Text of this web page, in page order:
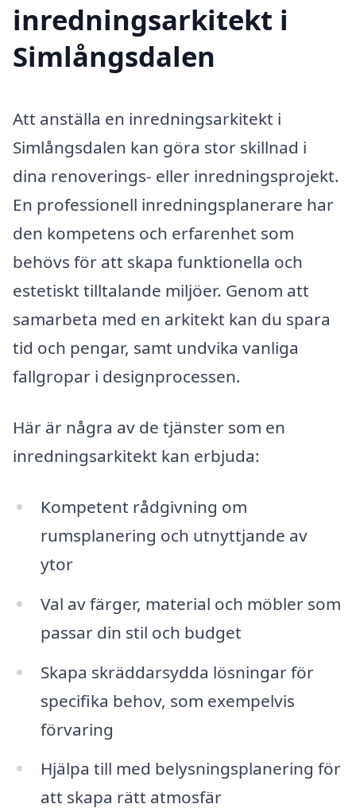
inredningsarkitekt i
Simlångsdalen
Att anställa en inredningsarkitekt i
Simlångsdalen kan göra stor skillnad i
dina renoverings- eller inredningsprojekt.
En professionell inredningsplanerare har
den kompetens och erfarenhet som
behövs för att skapa funktionella och
estetiskt tilltalande miljöer. Genom att
samarbeta med en arkitekt kan du spara
tid och pengar, samt undvika vanliga
fallgropar i designprocessen.
Här är några av de tjänster som en
inredningsarkitekt kan erbjuda:
Kompetent rådgivning om
rumsplanering och utnyttjande av
ytor
Val av färger, material och möbler som
passar din stil och budget
Skapa skräddarsydda lösningar för
specifika behov, som exempelvis
förvaring
Hjälpa till med belysningsplanering för
att skapa rätt atmosfär